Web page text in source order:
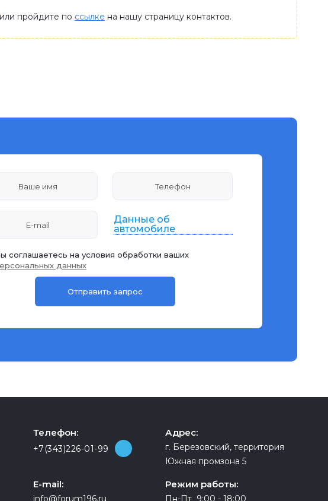
или пройдите по ссылке на нашу страницу контактов.
Данные об
автомобиле
соглашаетесь на условия обработки ваших
данных
Телефон:
+7(343)226-01-99
Адрес:
г. Березовский, территория
Южная промзона 5
E-mail:
info@forum196.ru
Режим работы:
Пн-Пт 9:00 - 18:00